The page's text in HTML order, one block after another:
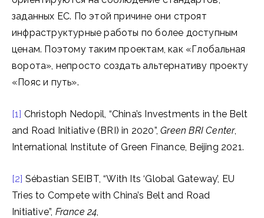
заданных ЕС. По этой причине они строят
инфраструктурные работы по более доступным
ценам. Поэтому таким проектам, как «Глобальная
ворота», непросто создать альтернативу проекту
«Пояс и путь».
[1] Christoph Nedopil, “China’s Investments in the Belt
and Road Initiative (BRI) in 2020”,Green BRI Center,
International Institute of Green Finance, Beijing 2021.
[2] Sébastian SEIBT, “With Its ‘Global Gateway’, EU
Tries to Compete with China’s Belt and Road
Initiative”, France 24,